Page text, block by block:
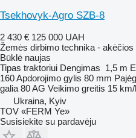
Tsekhovyk-Agro SZB-8
2 430 € 125 000 UAH
Žemės dirbimo technika - akėčios
Būklė naujas
Tipas traktoriui Dengimas 1,5 m
160Apdorojimo gylis 80 mm
galia 80 AG Veikimo greitis 15
Ukraina, Kyiv
TOV «FERM Ye»
Susisiekite su pardavėju